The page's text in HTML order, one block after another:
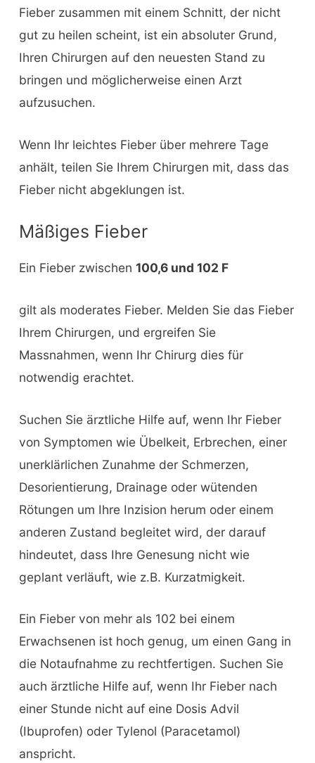
Fieber zusammen mit einem Schnitt, der nicht
gut zu heilen scheint, ist ein absoluter Grund,
Ihren Chirurgen auf den neuesten Stand zu
bringen und möglicherweise einen Arzt
aufzusuchen.
Wenn Ihr leichtes Fieber über mehrere Tage
anhält, teilen Sie Ihrem Chirurgen mit, dass das
Fieber nicht abgeklungen ist.
Mäßiges Fieber
Ein Fieber zwischen 100,6 und 102 F
gilt als moderates Fieber. Melden Sie das Fieber
Ihrem Chirurgen, und ergreifen Sie
Massnahmen, wenn Ihr Chirurg dies für
notwendig erachtet.
Suchen Sie ärztliche Hilfe auf, wenn Ihr Fieber
von Symptomen wie Übelkeit, Erbrechen, einer
unerklärlichen Zunahme der Schmerzen,
Desorientierung, Drainage oder wütenden
Rötungen um Ihre Inzision herum oder einem
anderen Zustand begleitet wird, der darauf
hindeutet, dass Ihre Genesung nicht wie
geplant verläuft, wie z.B. Kurzatmigkeit.
Ein Fieber von mehr als 102 bei einem
Erwachsenen ist hoch genug, um einen Gang in
die Notaufnahme zu rechtfertigen. Suchen Sie
auch ärztliche Hilfe auf, wenn Ihr Fieber nach
einer Stunde nicht auf eine Dosis Advil
(Ibuprofen) oder Tylenol (Paracetamol)
anspricht.